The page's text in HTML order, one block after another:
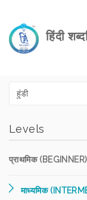
हिंदी
Levels
प्राथमिक (BEGINNER)
माध्यमिक